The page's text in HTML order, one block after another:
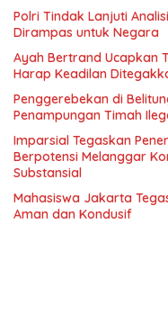
Polri Tindak Lanjuti
Dirampas untuk Negara
Ayah Bertrand Ucapkan
Harap Keadilan
Penggerebekan di
Penampungan Timah
Imparsial Tegaskan
Berpotensi Melanggar
Substansial
Mahasiswa Jakarta
Aman dan Kondusif